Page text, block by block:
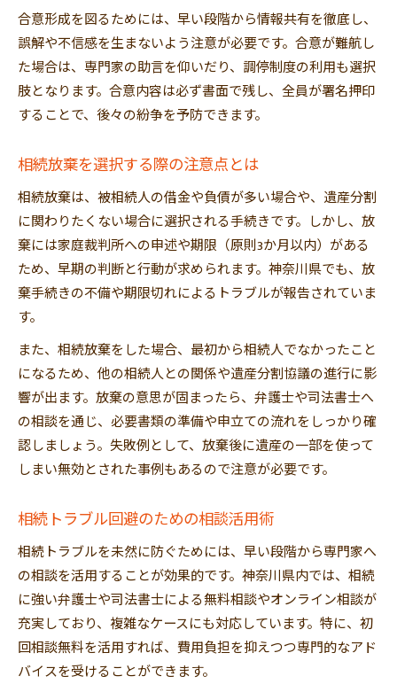
合意形成を図るためには、早い段階から情報共有を徹底し、
誤解や不信感を生まないよう注意が必要です。合意が難航し
た場合は、専門家の助言を仰いだり、調停制度の利用も選択
肢となります。合意内容は必ず書面で残し、全員が署名押印
することで、後々の紛争を予防できます。
相続放棄を選択する際の注意点とは
相続放棄は、被相続人の借金や負債が多い場合や、遺産分割
に関わりたくない場合に選択される手続きです。しかし、放
棄には家庭裁判所への申述や期限（原則3か月以内）がある
ため、早期の判断と行動が求められます。神奈川県でも、放
棄手続きの不備や期限切れによるトラブルが報告されていま
す。
また、相続放棄をした場合、最初から相続人でなかったこと
になるため、他の相続人との関係や遺産分割協議の進行に影
響が出ます。放棄の意思が固まったら、弁護士や司法書士へ
の相談を通じ、必要書類の準備や申立ての流れをしっかり確
認しましょう。失敗例として、放棄後に遺産の一部を使って
しまい無効とされた事例もあるので注意が必要です。
相続トラブル回避のための相談活用術
相続トラブルを未然に防ぐためには、早い段階から専門家へ
の相談を活用することが効果的です。神奈川県内では、相続
に強い弁護士や司法書士による無料相談やオンライン相談が
充実しており、複雑なケースにも対応しています。特に、初
回相談無料を活用すれば、費用負担を抑えつつ専門的なアド
バイスを受けることができます。